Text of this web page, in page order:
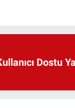
Dostu